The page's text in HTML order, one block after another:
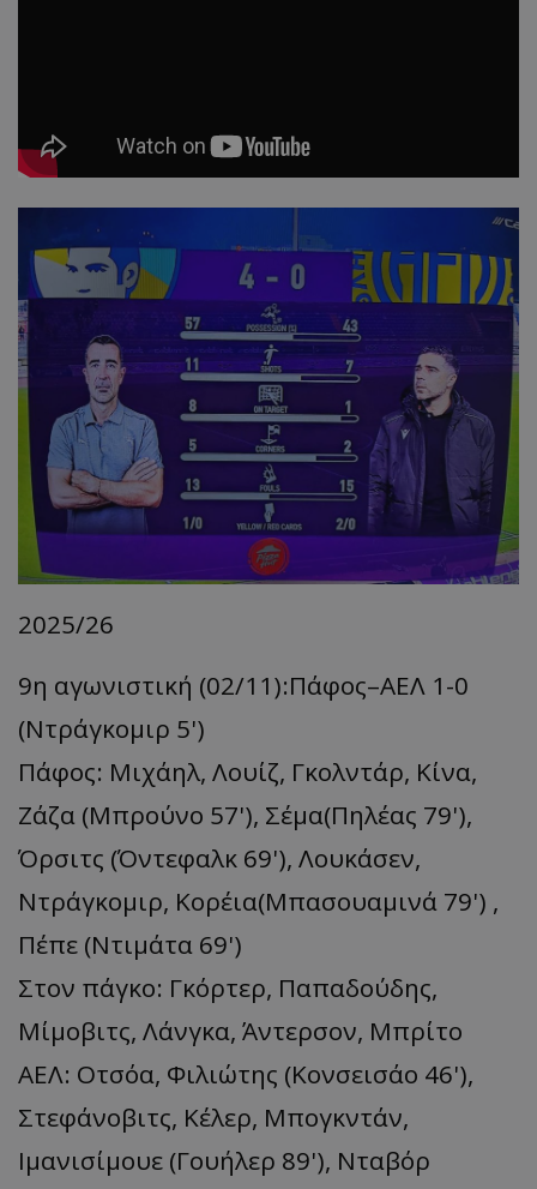
2025/26
9η αγωνιστική (02/11):Πάφος–ΑΕΛ 1-0
(Ντράγκομιρ 5')
Πάφος: Μιχάηλ, Λουίζ, Γκολντάρ, Κίνα,
Ζάζα (Μπρούνο 57'), Σέμα(Πηλέας 79'),
Όρσιτς (Όντεφαλκ 69'), Λουκάσεν,
Ντράγκομιρ, Κορέια(Μπασουαμινά 79') ,
Πέπε (Ντιμάτα 69')
Στον πάγκο: Γκόρτερ, Παπαδούδης,
Μίμοβιτς, Λάνγκα, Άντερσον, Μπρίτο
ΑΕΛ: Οτσόα, Φιλιώτης (Κονσεισάο 46'),
Στεφάνοβιτς, Κέλερ, Μπογκντάν,
Ιμανισίμουε (Γουήλερ 89'), Νταβόρ